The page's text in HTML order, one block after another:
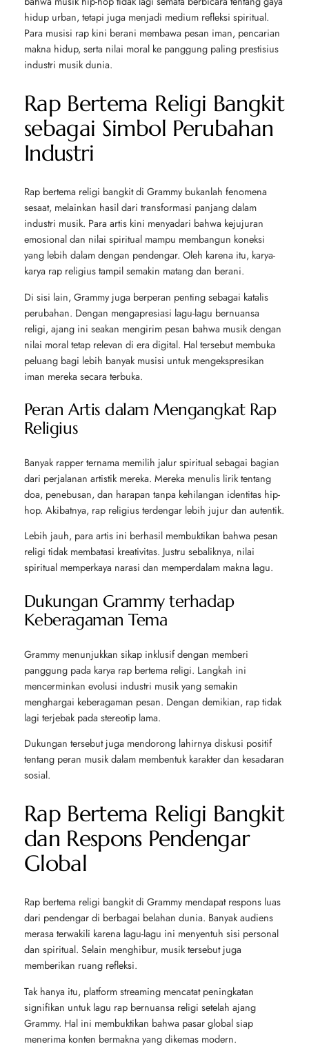
hidup urban, tetapi juga menjadi medium refleksi spiritual.
Para musisi rap kini berani membawa pesan iman, pencarian
makna hidup, serta nilai moral ke panggung paling prestisius
industri musik dunia.
Rap Bertema Religi Bangkit
sebagai Simbol Perubahan
Industri
Rap bertema religi bangkit di Grammy bukanlah fenomena
sesaat, melainkan hasil dari transformasi panjang dalam
industri musik. Para artis kini menyadari bahwa kejujuran
emosional dan nilai spiritual mampu membangun koneksi
yang lebih dalam dengan pendengar. Oleh karena itu, karya-
karya rap religius tampil semakin matang dan berani.
Di sisi lain, Grammy juga berperan penting sebagai katalis
perubahan. Dengan mengapresiasi lagu-lagu bernuansa
religi, ajang ini seakan mengirim pesan bahwa musik dengan
nilai moral tetap relevan di era digital. Hal tersebut membuka
peluang bagi lebih banyak musisi untuk mengekspresikan
iman mereka secara terbuka.
Peran Artis dalam Mengangkat Rap
Religius
Banyak rapper ternama memilih jalur spiritual sebagai bagian
dari perjalanan artistik mereka. Mereka menulis lirik tentang
doa, penebusan, dan harapan tanpa kehilangan identitas hip-
hop. Akibatnya, rap religius terdengar lebih jujur dan autentik.
Lebih jauh, para artis ini berhasil membuktikan bahwa pesan
religi tidak membatasi kreativitas. Justru sebaliknya, nilai
spiritual memperkaya narasi dan memperdalam makna lagu.
Dukungan Grammy terhadap
Keberagaman Tema
Grammy menunjukkan sikap inklusif dengan memberi
panggung pada karya rap bertema religi. Langkah ini
mencerminkan evolusi industri musik yang semakin
menghargai keberagaman pesan. Dengan demikian, rap tidak
lagi terjebak pada stereotip lama.
Dukungan tersebut juga mendorong lahirnya diskusi positif
tentang peran musik dalam membentuk karakter dan kesadaran
sosial.
Rap Bertema Religi Bangkit
dan Respons Pendengar
Global
Rap bertema religi bangkit di Grammy mendapat respons luas
dari pendengar di berbagai belahan dunia. Banyak audiens
merasa terwakili karena lagu-lagu ini menyentuh sisi personal
dan spiritual. Selain menghibur, musik tersebut juga
memberikan ruang refleksi.
Tak hanya itu, platform streaming mencatat peningkatan
signifikan untuk lagu rap bernuansa religi setelah ajang
Grammy. Hal ini membuktikan bahwa pasar global siap
menerima konten bermakna yang dikemas modern.